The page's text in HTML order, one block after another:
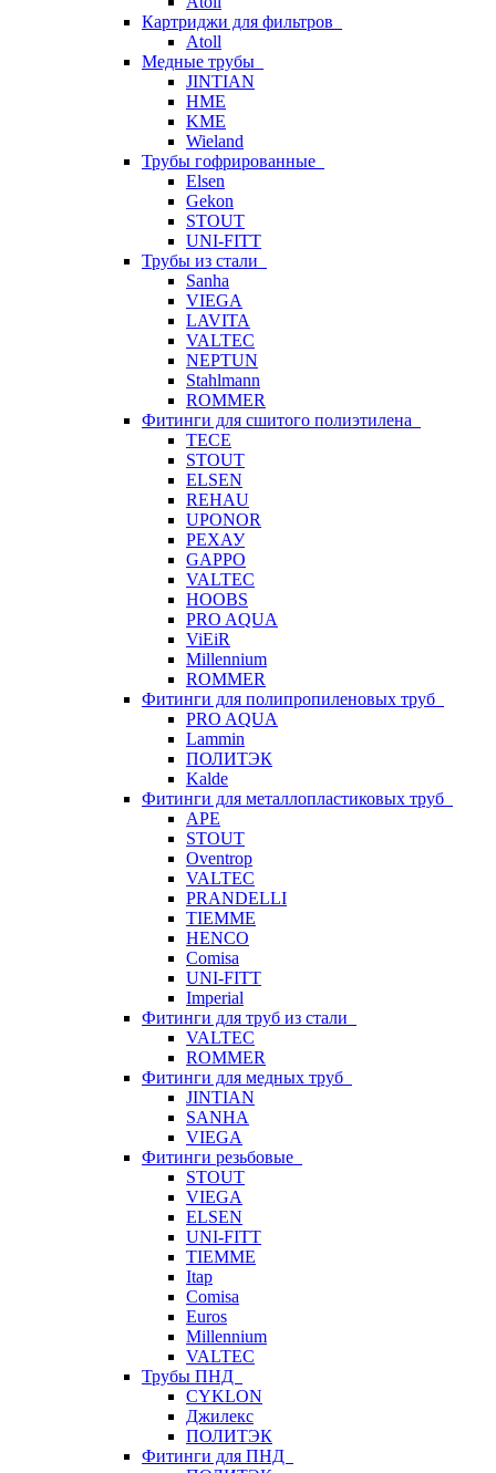
Картриджи для фильтров
Atoll
Медные трубы
JINTIAN
HME
KME
Wieland
Трубы гофрированные
Elsen
Gekon
STOUT
UNI-FITT
Трубы из стали
Sanha
VIEGA
LAVITA
VALTEC
NEPTUN
Stahlmann
ROMMER
Фитинги для сшитого полиэтилена
TECE
STOUT
ELSEN
REHAU
UPONOR
РЕХАУ
GAPPO
VALTEC
HOOBS
PRO AQUA
ViEiR
Millennium
ROMMER
Фитинги для полипропиленовых труб
PRO AQUA
Lammin
ПОЛИТЭК
Kalde
Фитинги для металлопластиковых труб
APE
STOUT
Oventrop
VALTEC
PRANDELLI
TIEMME
HENCO
Comisa
UNI-FITT
Imperial
Фитинги для труб из стали
VALTEC
ROMMER
Фитинги для медных труб
JINTIAN
SANHA
VIEGA
Фитинги резьбовые
STOUT
VIEGA
ELSEN
UNI-FITT
TIEMME
Itap
Comisa
Euros
Millennium
VALTEC
Трубы ПНД
CYKLON
Джилекс
ПОЛИТЭК
Фитинги для ПНД